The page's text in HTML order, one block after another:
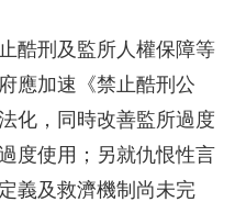
酷刑及監所人權保障等
應加速《禁止酷刑公
化，同時改善監所過度
度使用；另就仇恨性言
義及救濟機制尚未完